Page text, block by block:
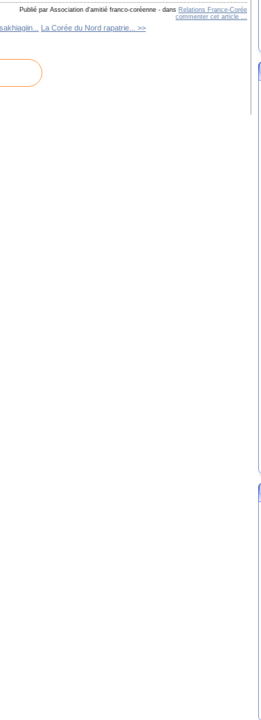
Publié par Association d'amitié franco-coréenne - dans Relations France-Corée
commenter cet article
La Corée du Nord rapatrie... >>